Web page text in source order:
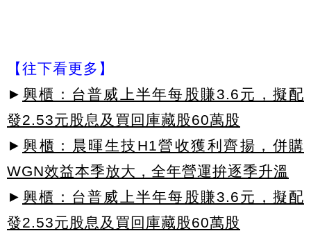
【往下看更多】
► 興櫃：台普威上半年每股賺3.6元，擬配
發2.53元股息及買回庫藏股60萬股
► 興櫃：晨暉生技H1營收獲利齊揚，併購
WGN效益本季放大，全年營運拚逐季升溫
► 興櫃：台普威上半年每股賺3.6元，擬配
發2.53元股息及買回庫藏股60萬股